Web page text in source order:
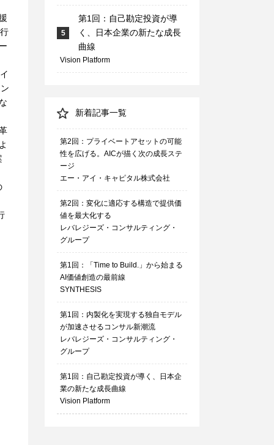
5
第1回：自己勘定投資が導
く、日本企業の新たな成長
曲線
Vision Platform
新着記事一覧
第2回：プライベートアセットの可能
性を広げる。AICが描く次の成長ステ
ージ
エー・アイ・キャピタル株式会社
第2回：変化に適応する構造で提供価
値を最大化する
レバレジーズ・コンサルティング・
グループ
第1回：「Time to Build.」から始まる
AI価値創造の最前線
SYNTHESIS
第1回：内製化を実現する独自モデル
が加速させるコンサル新潮流
レバレジーズ・コンサルティング・
グループ
第1回：自己勘定投資が導く、日本企
業の新たな成長曲線
Vision Platform